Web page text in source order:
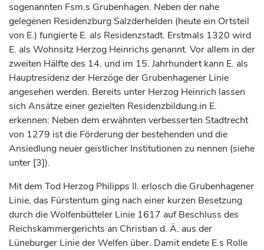
sogenannten Fsm.s Grubenhagen. Neben der nahe
gelegenen Residenzburg Salzderhelden (heute ein Ortsteil
von E.) fungierte E. als Residenzstadt. Erstmals 1320 wird
E. als Wohnsitz Herzog Heinrichs genannt. Vor allem in der
zweiten Hälfte des 14. und im 15. Jahrhundertkann E. als
Hauptresidenz der Herzögeder Grubenhagener Linie
angesehen werden. Bereits unter Herzog Heinrich lassen
sich Ansätze einer gezielten Residenzbildung in E.
erkennen: Neben dem erwähnten verbesserten Stadtrecht
von 1279 ist die Förderung der bestehenden und die
Ansiedlung neuer geistlicher Institutionen zu nennen (siehe
unter [3]).
Mit dem Tod Herzog Philipps II. erlosch die Grubenhagener
Linie, das Fürstentum ging nach einer kurzen Besetzung
durch die Wolfenbütteler Linie 1617 auf Beschluss des
Reichskammergerichts an Christian d. Ä. aus der
Lüneburger Linie der Welfen über. Damit endete E.s Rolle